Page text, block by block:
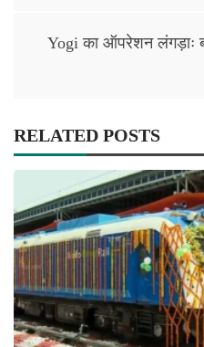
Yogi का ऑपरेशन लंगड़ाः
RELATED POSTS